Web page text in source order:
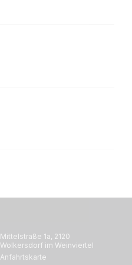
Mittelstraße 1a, 2120
Wolkersdorf im Weinviertel
Anfahrtskarte